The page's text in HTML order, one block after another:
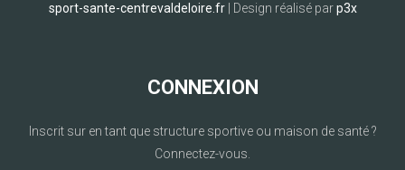
sport-sante-centrevaldeloire.fr| Design réalisé parp3x
CONNEXION
Inscrit sur en tant que structure sportive ou maison de santé ?
Connectez-vous.